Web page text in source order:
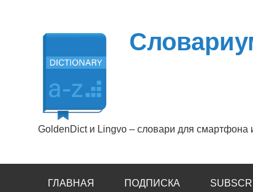
GoldenDict и Lingvo – словари для смартфона
ГЛАВНАЯ ПОДПИСКА